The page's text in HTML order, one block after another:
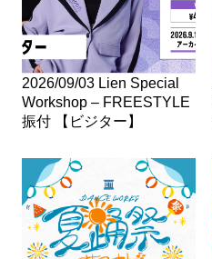
2026/09/03 Lien Special
Workshop – FREESTYLE
振付 【ビジター】